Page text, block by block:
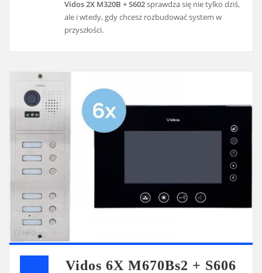
Vidos 2X M320B + S602sprawdza się nie tylko dziś,
ale i wtedy, gdy chcesz rozbudować system w
przyszłości.
Vidos 6X M670Bs2 + S606